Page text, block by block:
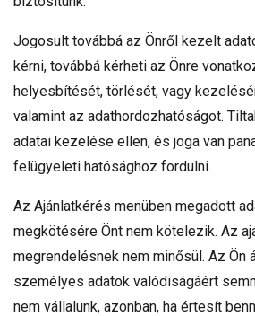
Jogosult továbbá az Önről kezelt
kérni, továbbá kérheti az Önre
helyesbítését, törlését, vagy
valamint az adathordozhatóságot.
adatai kezelése ellen, és joga van
felügyeleti hatósághoz fordulni.
Az Ajánlatkérés menüben megadott
megkötésére Önt nem kötelezik. Az
megrendelésnek nem minősül. Az Ön
személyes adatok valódiságáért
nem vállalunk, azonban, ha értesít